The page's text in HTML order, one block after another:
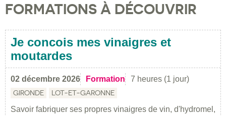
FORMATIONS À DÉCOUVRIR
Je concois mes vinaigres et
moutardes
02 décembre 2026 Formation 7 heures (1 jour)
GIRONDE LOT-ET-GARONNE
Savoir fabriquer ses propres vinaigres de vin, d'hydromel,